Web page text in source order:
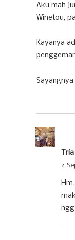
Aku mah
Winetou,
Kayanya
4